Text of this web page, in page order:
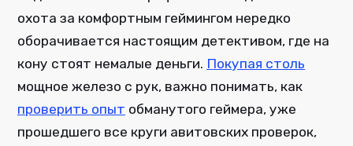
охота за комфортным геймингом нередко
оборачивается настоящим детективом, где на
кону стоят немалые деньги. Покупая столь
мощное железо с рук, важно понимать, как
проверить опыт обманутого геймера, уже
прошедшего все круги авитовских проверок,